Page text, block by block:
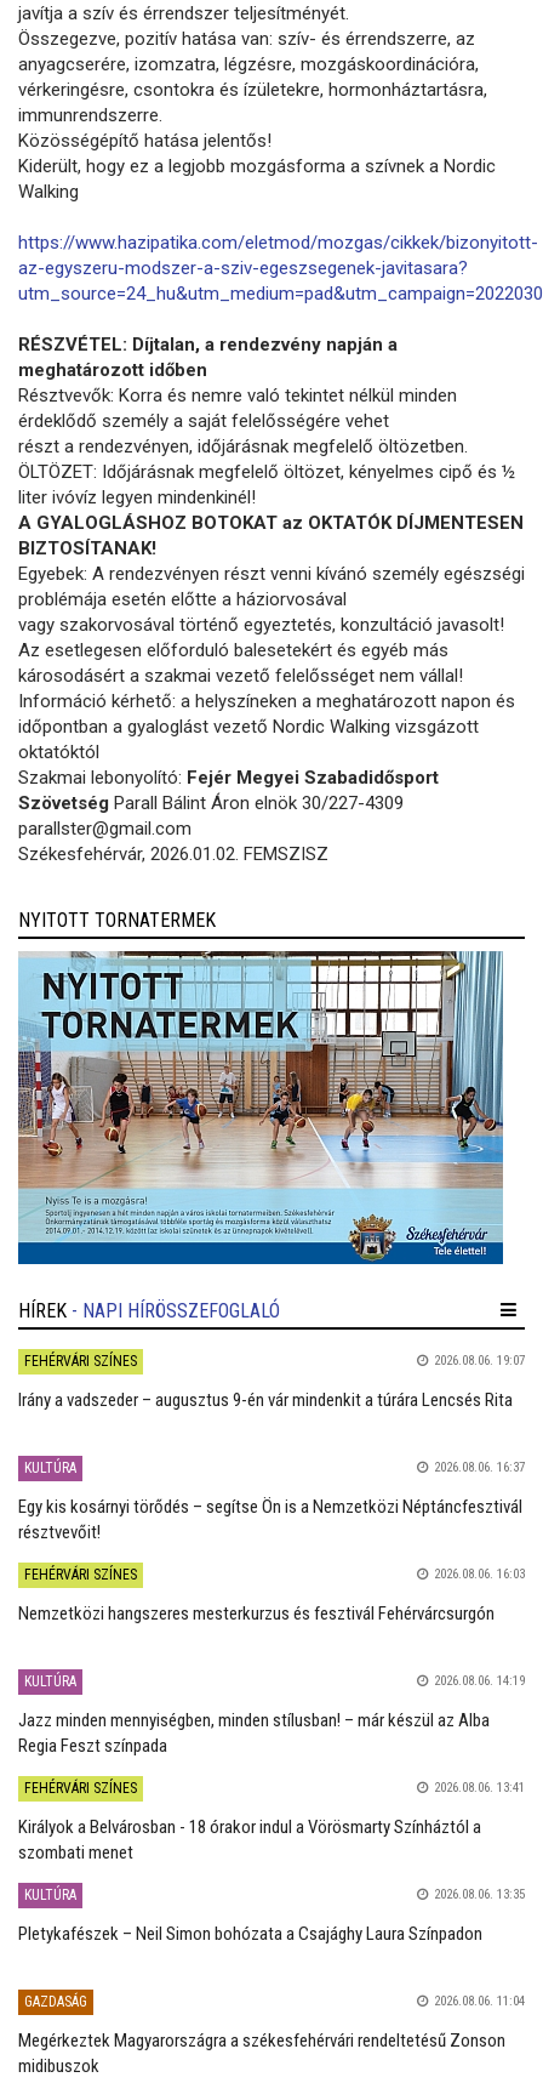
javítja a szív és érrendszer teljesítményét.
Összegezve, pozitív hatása van: szív- és érrendszerre, az
anyagcserére, izomzatra, légzésre, mozgáskoordinációra,
vérkeringésre, csontokra és ízületekre, hormonháztartásra,
immunrendszerre.
Közösségépítő hatása jelentős!
Kiderült, hogy ez a legjobb mozgásforma a szívnek a Nordic
Walking
https://www.hazipatika.com/eletmod/mozgas/cikkek/bizonyitott-
az-egyszeru-modszer-a-sziv-egeszsegenek-javitasara?
RÉSZVÉTEL: Díjtalan, a rendezvény napján a
meghatározott időben
Résztvevők: Korra és nemre való tekintet nélkül minden
érdeklődő személy a saját felelősségére vehet
részt a rendezvényen, időjárásnak megfelelő öltözetben.
ÖLTÖZET: Időjárásnak megfelelő öltözet, kényelmes cipő és ½
liter ivóvíz legyen mindenkinél!
A GYALOGLÁSHOZ BOTOKAT az OKTATÓK DÍJMENTESEN
BIZTOSÍTANAK!
Egyebek: A rendezvényen részt venni kívánó személy egészségi
problémája esetén előtte a háziorvosával
vagy szakorvosával történő egyeztetés, konzultáció javasolt!
Az esetlegesen előforduló balesetekért és egyéb más
károsodásért a szakmai vezető felelősséget nem vállal!
Információ kérhető: a helyszíneken a meghatározott napon és
időpontban a gyaloglást vezető Nordic Walking vizsgázott
oktatóktól
Szakmai lebonyolító: Fejér Megyei Szabadidősport
Szövetség Parall Bálint Áron elnök 30/227-4309
parallster@gmail.com
Székesfehérvár, 2026.01.02. FEMSZISZ
NYITOTT TORNATERMEK
HÍREK - NAPI HÍRÖSSZEFOGLALÓ
FEHÉRVÁRI SZÍNES 2026.08.06. 19:07
Irány a vadszeder – augusztus 9-én vár mindenkit a túrára Lencsés Rita
KULTÚRA 2026.08.06. 16:37
Egy kis kosárnyi törődés – segítse Ön is a Nemzetközi Néptáncfesztivál
résztvevőit!
FEHÉRVÁRI SZÍNES 2026.08.06. 16:03
Nemzetközi hangszeres mesterkurzus és fesztivál Fehérvárcsurgón
KULTÚRA 2026.08.06. 14:19
Jazz minden mennyiségben, minden stílusban! – már készül az Alba
Regia Feszt színpada
FEHÉRVÁRI SZÍNES 2026.08.06. 13:41
Királyok a Belvárosban - 18 órakor indul a Vörösmarty Színháztól a
szombati menet
KULTÚRA 2026.08.06. 13:35
Pletykafészek – Neil Simon bohózata a Csajághy Laura Színpadon
GAZDASÁG 2026.08.06. 11:04
Megérkeztek Magyarországra a székesfehérvári rendeltetésű Zonson
midibuszok